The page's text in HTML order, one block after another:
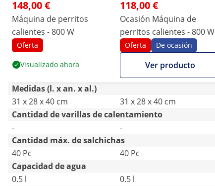
148,00 €
Máquina de perritos
calientes - 800 W
Oferta
Visualizado ahora
118,00 €
Ocasión Máquina de
perritos calientes - 800 W
Oferta De ocasión
Ver producto
Medidas (l. x an. x al.)
31 x 28 x 40 cm
31 x 28 x 40 cm
Cantidad de varillas de calentamiento
-
-
Cantidad máx. de salchichas
40 Pc
40 Pc
Capacidad de agua
0.5 l
0.5 l